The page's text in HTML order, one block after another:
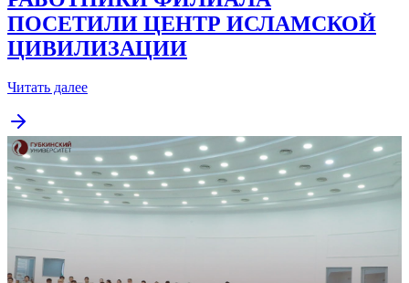
ПОСЕТИЛИ ЦЕНТР ИСЛАМСКОЙ
ЦИВИЛИЗАЦИИ
Читать далее